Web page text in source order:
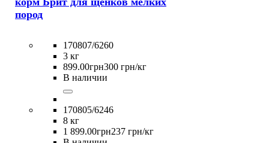
пород
170807/6260
3 кг
899.00грн300 грн/кг
В наличии
170805/6246
8 кг
1 899.00грн237 грн/кг